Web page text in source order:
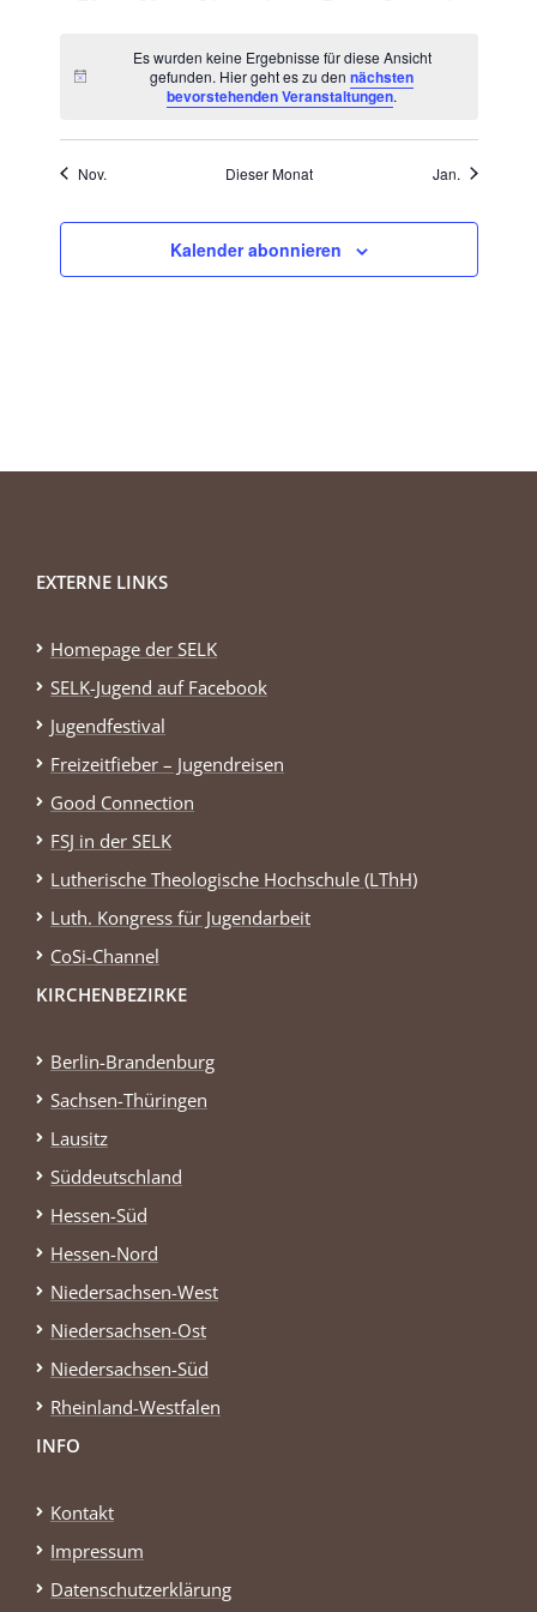
Hinweis
Es wurden keine Ergebnisse für diese Ansicht
gefunden. Hier geht es zu den nächsten
bevorstehenden Veranstaltungen.
Nov. Dieser Monat Jan.
Kalender abonnieren
EXTERNE LINKS
Homepage der SELK
SELK-Jugend auf Facebook
Jugendfestival
Freizeitfieber – Jugendreisen
Good Connection
FSJ in der SELK
Lutherische Theologische Hochschule (LThH)
Luth. Kongress für Jugendarbeit
CoSi-Channel
KIRCHENBEZIRKE
Berlin-Brandenburg
Sachsen-Thüringen
Lausitz
Süddeutschland
Hessen-Süd
Hessen-Nord
Niedersachsen-West
Niedersachsen-Ost
Niedersachsen-Süd
Rheinland-Westfalen
INFO
Kontakt
Impressum
Datenschutzerklärung